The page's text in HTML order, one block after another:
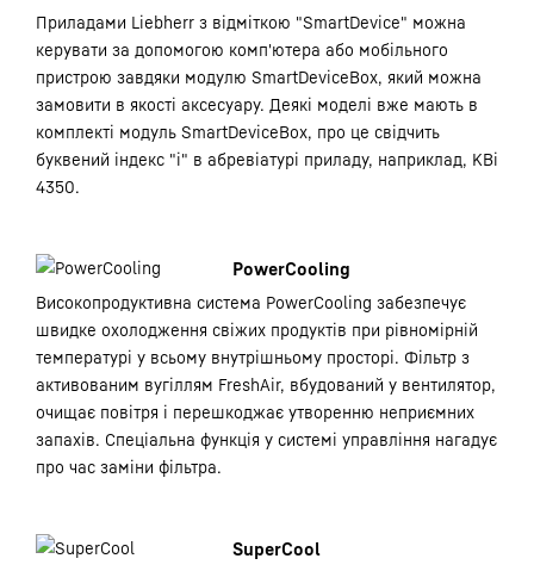
Приладами Liebherr з відміткою "SmartDevice" можна
керувати за допомогою комп'ютера або мобільного
пристрою завдяки модулю SmartDeviceBox, який можна
замовити в якості аксесуару. Деякі моделі вже мають в
комплекті модуль SmartDeviceBox, про це свідчить
буквений індекс "i" в абревіатурі приладу, наприклад, KBi
4350.
PowerCooling
Високопродуктивна система PowerCooling забезпечує
швидке охолодження свіжих продуктів при рівномірній
температурі у всьому внутрішньому просторі. Фільтр з
активованим вугіллям FreshAir, вбудований у вентилятор,
очищає повітря і перешкоджає утворенню неприємних
запахів. Спеціальна функція у системі управління нагадує
про час заміни фільтра.
SuperCool